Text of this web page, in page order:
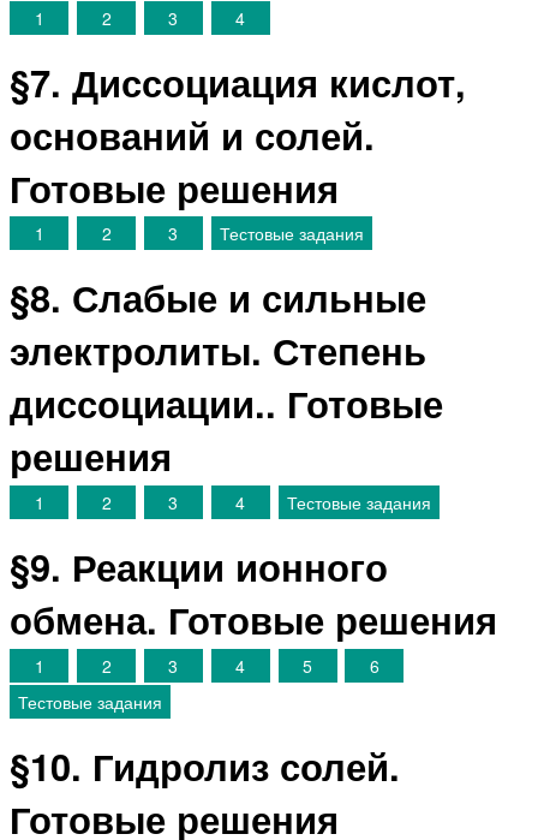
1 2 3 4
§7. Диссоциация кислот,
оснований и солей.
Готовые решения
1 2 3 Тестовые задания
§8. Слабые и сильные
электролиты. Степень
диссоциации.. Готовые
решения
1 2 3 4 Тестовые задания
§9. Реакции ионного
обмена. Готовые решения
1 2 3 4 5
6
Тестовые задания
§10. Гидролиз солей.
Готовые решения